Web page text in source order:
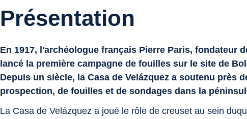
Présentation
En 1917, l'archéologue français Pierre Paris, fondateur
lancé la première campagne de fouilles sur le site de
Depuis un siècle, la Casa de Velázquez a soutenu près
prospection, de fouilles et de sondages dans la
La Casa de Velázquez a joué le rôle de creuset au sein